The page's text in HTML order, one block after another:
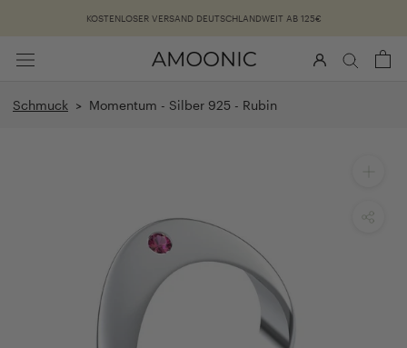
KOSTENLOSER VERSAND DEUTSCHLANDWEIT AB 125€
Schmuck > Momentum - Silber 925 - Rubin